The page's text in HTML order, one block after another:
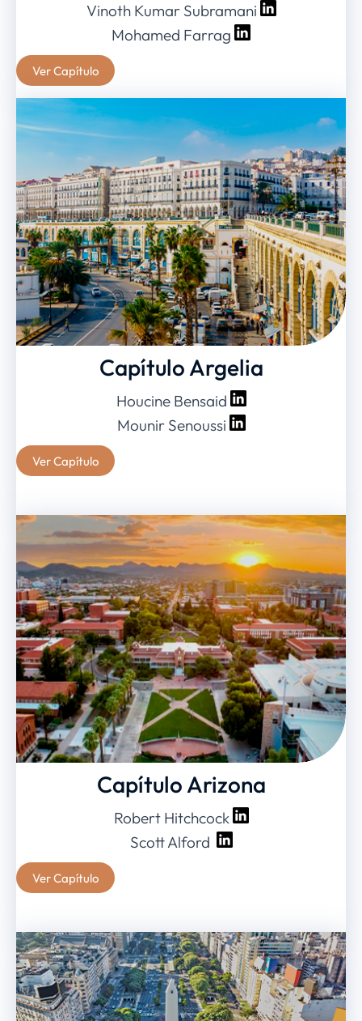
Vinoth Kumar Subramani
Mohamed Farrag
Ver Capítulo
Capítulo Argelia
Houcine Bensaid
Mounir Senoussi
Ver Capítulo
Capítulo Arizona
Robert Hitchcock
Scott Alford
Ver Capítulo